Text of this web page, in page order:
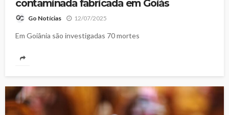
contaminada fabricada em Goiás
Go Notícias 12/07/2025
Em Goiânia são investigadas 70 mortes